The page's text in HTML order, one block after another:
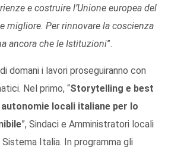
e costruire l’Unione europea del
migliore. Per rinnovare la coscienza
ancora che le Istituzioni”.
domani i lavori proseguiranno con
Nel primo, “Storytelling e best
locali italiane per lo
”, Sindaci e Amministratori locali
Italia. In programma gli